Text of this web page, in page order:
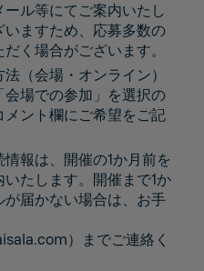
ル等にてご案内いたし
ますため、応募多数の
く場合がございます。
（会場・オンライン）
場での参加」を選択の
ント欄にご希望をご記
報は、開催の1か月前を
たします。開催まで1か
届かない場合は、お手
）までご連絡く